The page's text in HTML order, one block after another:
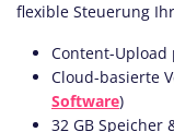
flexible Steuerung
Content-Upload
Cloud-basierte
Software)
32 GB Speicher